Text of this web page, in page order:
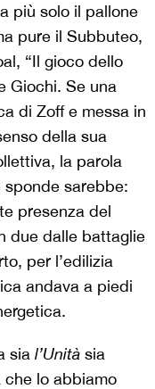
più solo il pallone
pure il Subbuteo,
“Il gioco dello
Giochi. Se una
di Zoff e messa in
della sua
la parola
sponde sarebbe:
presenza del
due dalle battaglie
per l’edilizia
andava a piedi
sia l’Unità sia
che lo abbiamo